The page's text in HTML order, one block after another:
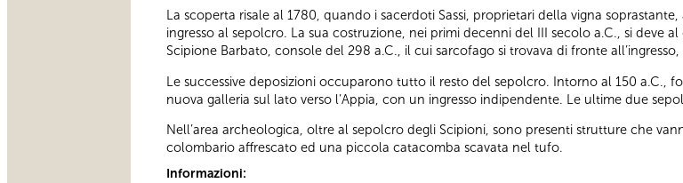
La scoperta risale al 1780, quando i sacerdoti Sassi, proprietari della vigna
ingresso al sepolcro. La sua costruzione, nei primi decenni del III secolo a.C., si deve
Scipione Barbato, console del 298 a.C., il cui sarcofago si trovava di fronte
Le successive deposizioni occuparono tutto il resto del sepolcro. Intorno al 150 a.C.,
nuova galleria sul lato verso l’Appia, con un ingresso indipendente. Le ultime due
Nell’area archeologica, oltre al sepolcro degli Scipioni, sono presenti strutture che
colombario affrescato ed una piccola catacomba scavata nel tufo.
Informazioni: